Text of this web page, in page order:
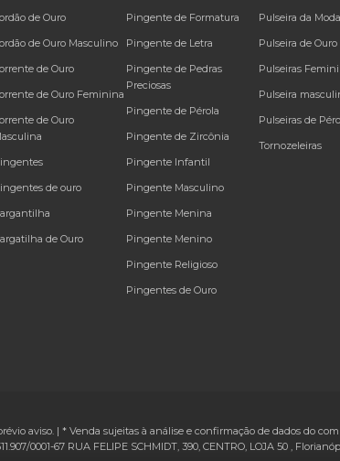
de Ouro
de Ouro Masculino
de Ouro
de Ouro Feminina
de Ouro
de ouro
de Ouro
Pingente de Formatura
Pingente de Letra
Pingente de Pedras
Preciosas
Pingente de Pérola
Pingente de Zircônia
Pingente Infantil
Pingente Masculino
Pingente Menina
Pingente Menino
Pingente Religioso
Pingentes de Ouro
Pulseira da Moda
Pulseira de Ouro
Pulseiras
Pulseira
Pulseiras de
Tornozeleiras
aviso. | * Venda sujeitas à análise e confirmação de dados do
0001-67 RUA FELIPE SCHMIDT, 390, CENTRO, LOJA 50 ,